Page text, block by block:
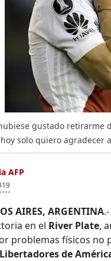
gustado retirarme
solo quiero agradecer
AFP
AIRES, ARGENTINA
en el River Plate,
problemas físicos no
de